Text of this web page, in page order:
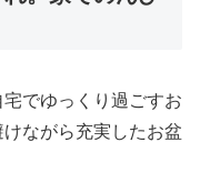
でゆっくり過ごすお
ながら充実したお盆